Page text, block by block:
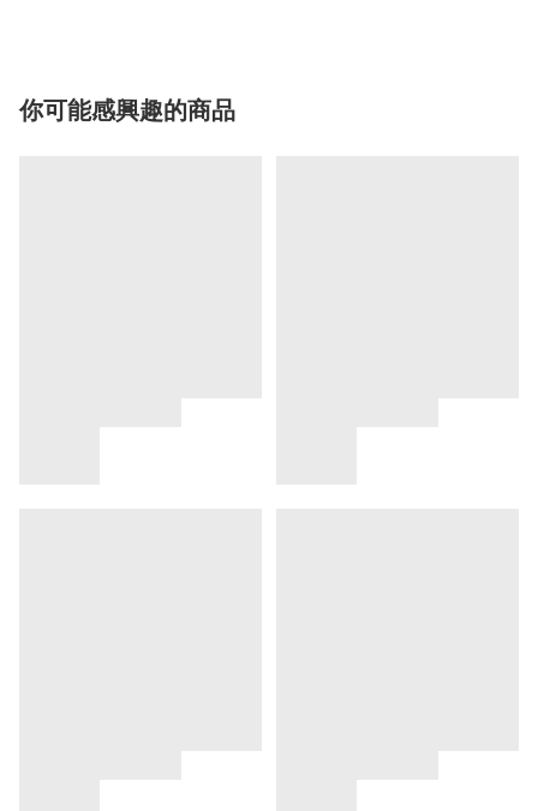
你可能感興趣的商品